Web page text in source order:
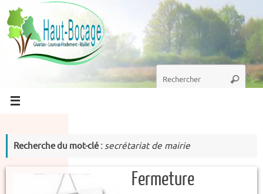
Passer
au
contenu
Recherche
pour
Recherche du mot-clé :secrétariat de mairie
Fermeture